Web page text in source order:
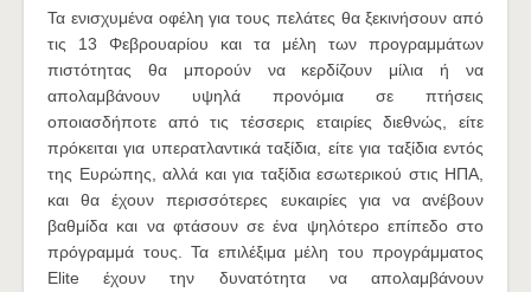
Τα ενισχυμένα οφέλη για τους πελάτες θα ξεκινήσουν από
τις 13 Φεβρουαρίου και τα μέλη των προγραμμάτων
πιστότητας θα μπορούν να κερδίζουν μίλια ή να
απολαμβάνουν υψηλά προνόμια σε πτήσεις
οποιασδήποτε από τις τέσσερις εταιρίες διεθνώς, είτε
πρόκειται για υπερατλαντικά ταξίδια, είτε για ταξίδια εντός
της Ευρώπης, αλλά και για ταξίδια εσωτερικού στις ΗΠΑ,
και θα έχουν περισσότερες ευκαιρίες για να ανέβουν
βαθμίδα και να φτάσουν σε ένα ψηλότερο επίπεδο στο
πρόγραμμά τους. Τα επιλέξιμα μέλη του προγράμματος
Elite έχουν την δυνατότητα να απολαμβάνουν